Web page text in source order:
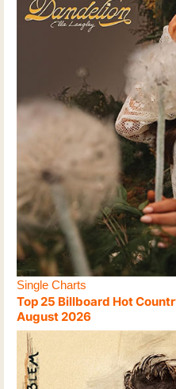
Single Charts
Top 25 Billboard Hot
August 2026